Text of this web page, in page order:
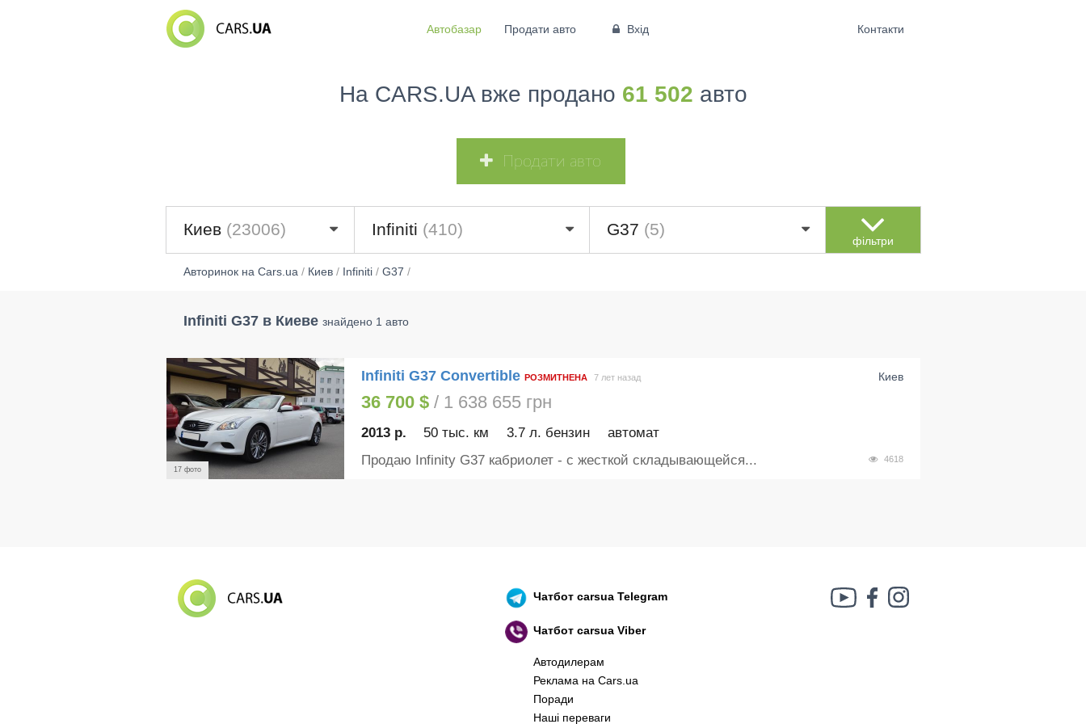
Автобазар Продати авто Вхід Контакти
На CARS.UA вже продано 61 502 авто
Продати авто
Киев (23006) Infiniti (410) G37 (5)
фільтри
Авторинок на Cars.ua/ Киев/ Infiniti/ G37 /
Infiniti G37 в Киеве знайдено 1 авто
17 фото
Infiniti G37 Convertible РОЗМИТНЕНА Киев
7 лет назад
36 700 $/ 1 638 655 грн
2013 р. 50 тыс. км 3.7 л. бензин автомат
4618
Продаю Infinity G37 кабриолет - с жесткой складывающейся...
Чатботcarsua Telegram
Чатботcarsua Viber
Автодилерам
Реклама на Cars.ua
Поради
Наші переваги